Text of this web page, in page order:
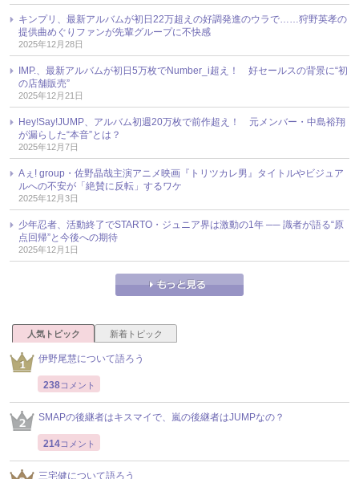
キンプリ、最新アルバムが初日22万超えの好調発進のウラで……狩野英孝の
提供曲めぐりファンが先輩グループに不快感
2025年12月28日
IMP.、最新アルバムが初日5万枚でNumber_i超え！ 好セールスの背景に“初
の店舗販売”
2025年12月21日
Hey!Say!JUMP、アルバム初週20万枚で前作超え！ 元メンバー・中島裕翔
が漏らした“本音”とは？
2025年12月7日
Aぇ! group・佐野晶哉主演アニメ映画『トリツカレ男』タイトルやビジュア
ルへの不安が「絶賛に反転」するワケ
2025年12月3日
少年忍者、活動終了でSTARTO・ジュニア界は激動の1年 ── 識者が語る“原
点回帰”と今後への期待
2025年12月1日
人気トピック 新着トピック
伊野尾慧について語ろう
238コメント
SMAPの後継者はキスマイで、嵐の後継者はJUMPなの？
214コメント
三宅健について語ろう